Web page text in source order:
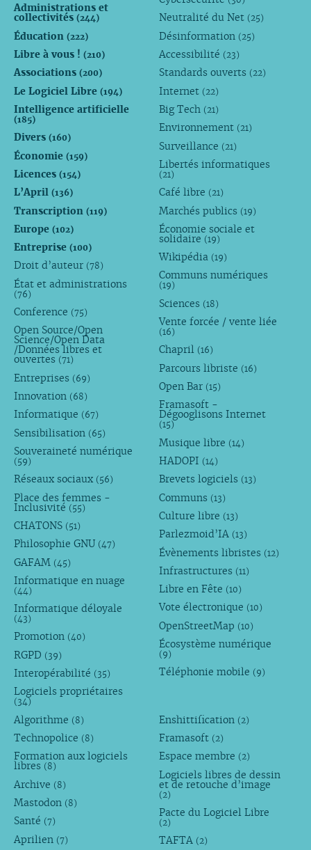
Administrations et
collectivités (244)
Éducation (222)
Libre à vous ! (210)
Associations (200)
Le Logiciel Libre (194)
Intelligence artificielle
(185)
Divers (160)
Économie (159)
Licences (154)
L’April (136)
Transcription (119)
Europe (102)
Entreprise (100)
Droit d’auteur (78)
État et administrations
(76)
Conference (75)
Open Source/Open
Science/Open Data
/Données libres et
ouvertes (71)
Entreprises (69)
Innovation (68)
Informatique (67)
Sensibilisation (65)
Souveraineté numérique
(59)
Réseaux sociaux (56)
Place des femmes -
Inclusivité (55)
CHATONS (51)
Philosophie GNU (47)
GAFAM (45)
Informatique en nuage
(44)
Informatique déloyale
(43)
Promotion (40)
RGPD (39)
Interopérabilité (35)
Logiciels propriétaires
(34)
Neutralité du Net (25)
Désinformation (25)
Accessibilité (23)
Standards ouverts (22)
Internet (22)
Big Tech (21)
Environnement (21)
Surveillance (21)
Libertés informatiques
(21)
Café libre (21)
Marchés publics (19)
Économie sociale et
solidaire (19)
Wikipédia (19)
Communs numériques
(19)
Sciences (18)
Vente forcée / vente liée
(16)
Chapril (16)
Parcours libriste (16)
Open Bar (15)
Framasoft -
Dégooglisons Internet
(15)
Musique libre (14)
HADOPI (14)
Brevets logiciels (13)
Communs (13)
Culture libre (13)
Parlezmoid’IA (13)
Évènements libristes (12)
Infrastructures (11)
Libre en Fête (10)
Vote électronique (10)
OpenStreetMap (10)
Écosystème numérique
(9)
Téléphonie mobile (9)
Algorithme (8)
Technopolice (8)
Formation aux logiciels
libres (8)
Archive (8)
Mastodon (8)
Santé (7)
Aprilien (7)
Enshittification (2)
Framasoft (2)
Espace membre (2)
Logiciels libres de dessin
et de retouche d’image
(2)
Pacte du Logiciel Libre
(2)
TAFTA (2)